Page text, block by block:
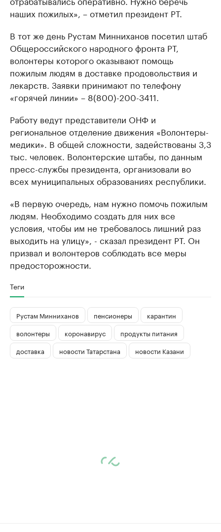
наших пожилых», – отметил президент РТ.
В тот же день Рустам Минниханов посетил штаб
Общероссийского народного фронта РТ,
волонтеры которого оказывают помощь
пожилым людям в доставке продовольствия и
лекарств. Заявки принимают по телефону
«горячей линии» – 8(800)-200-3411.
Работу ведут представители ОНФ и
региональное отделение движения «Волонтеры-
медики». В общей сложности, задействованы 3,3
тыс. человек. Волонтерские штабы, по данным
пресс-службы президента, организовали во
всех муниципальных образованиях республики.
«В первую очередь, нам нужно помочь пожилым
людям. Необходимо создать для них все
условия, чтобы им не требовалось лишний раз
выходить на улицу», - сказал президент РТ. Он
призвал и волонтеров соблюдать все меры
предосторожности.
Теги
Рустам Минниханов пенсионеры
карантин
волонтеры
коронавирус
продукты питания
доставка
новости Татарстана новости Казани